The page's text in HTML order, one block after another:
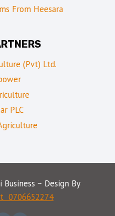
From Heesara
(Pvt) Ltd.
PLC
~ Design By
0706652274